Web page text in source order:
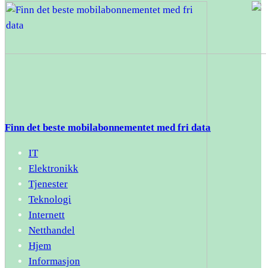
Finn det beste mobilabonnementet med fri data
IT
Elektronikk
Tjenester
Teknologi
Internett
Netthandel
Hjem
Informasjon